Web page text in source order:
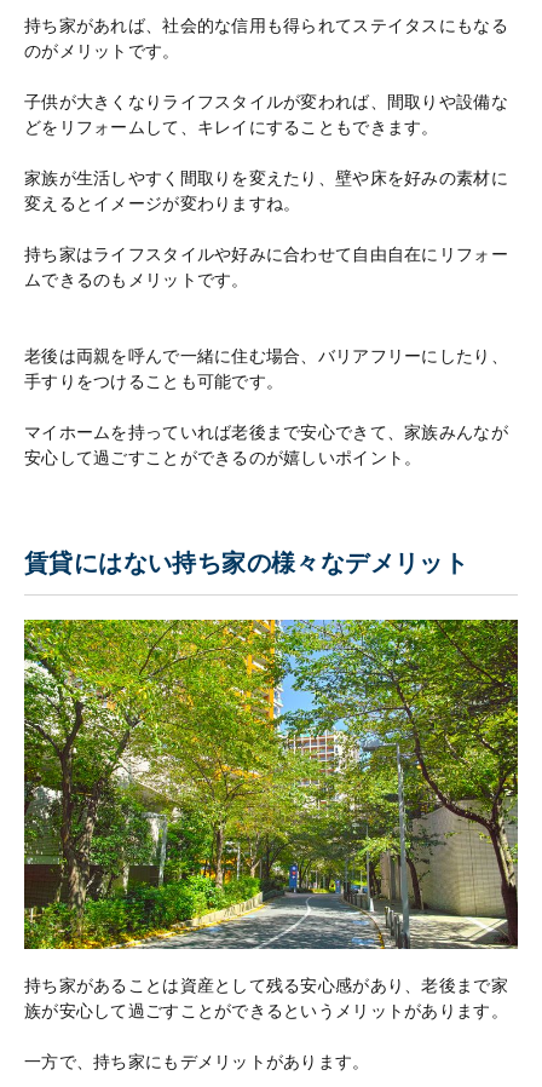
持ち家があれば、社会的な信用も得られてステイタスにもなる
のがメリットです。
子供が大きくなりライフスタイルが変われば、間取りや設備な
どをリフォームして、キレイにすることもできます。
家族が生活しやすく間取りを変えたり、壁や床を好みの素材に
変えるとイメージが変わりますね。
持ち家はライフスタイルや好みに合わせて自由自在にリフォー
ムできるのもメリットです。
老後は両親を呼んで一緒に住む場合、バリアフリーにしたり、
手すりをつけることも可能です。
マイホームを持っていれば老後まで安心できて、家族みんなが
安心して過ごすことができるのが嬉しいポイント。
賃貸にはない持ち家の様々なデメリット
持ち家があることは資産として残る安心感があり、老後まで家
族が安心して過ごすことができるというメリットがあります。
一方で、持ち家にもデメリットがあります。